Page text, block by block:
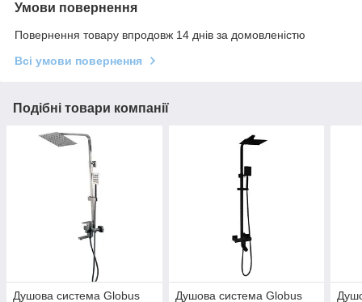
Умови повернення
Повернення товару впродовж 14 днів за домовленістю
Всі умови повернення
Подібні товари компанії
Душова система Globus
Душова система Globus